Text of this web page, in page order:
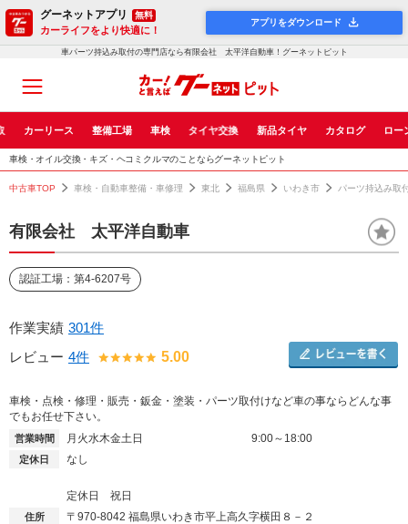
グーネットアプリ 無料
カーライフをより快適に！
アプリをダウンロード
車パーツ持込み取付の専門店なら有限会社 太平洋自動車！グーネットピット
カーリース 整備工場 車検 タイヤ交換 新品タイヤ カタログ ロー
車検・オイル交換・キズ・ヘコミクルマのことならグーネットピット
中古車TOP 車検・自動車整備・車修理 東北 福島県 いわき市 パーツ持込み取
有限会社 太平洋自動車
認証工場：第4-6207号
作業実績 301件
レビュー 4件 5.00
車検・点検・修理・販売・鈑金・塗装・パーツ取付けなど車の事ならどんな事
でもお任せ下さい。
営業時間 月火水木金土日 9:00～18:00
定休日 なし
定休日 祝日
住所 〒970-8042 福島県いわき市平上高久字横田８－２